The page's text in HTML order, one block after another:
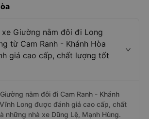
xe Giường nằm đôi đi Long
từ Cam Ranh - Khánh Hòa
giá cao cấp, chất lượng tốt
nằm đôi đi Cam Ranh - Khánh
Long được đánh giá cao cấp, chất
những nhà xe Dũng Lệ, Mạnh Hùng.